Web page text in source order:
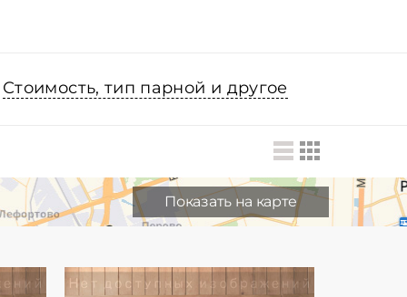
Стоимость, тип парной и другое
Показать на карте